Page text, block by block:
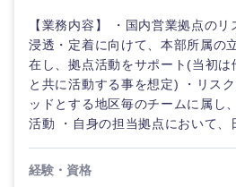
【業務内容】 ・国内営業拠点の
浸透・定着に向けて、本部所属の
在し、拠点活動をサポート(当初
と共に活動する事を想定) ・リス
ッドとする地区毎のチームに属し
活動 ・自身の担当拠点において、
経験・資格